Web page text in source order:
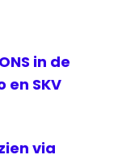
in de
SKV
via